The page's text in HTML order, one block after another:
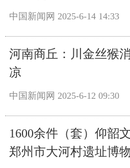
中国新闻网 2025-6-14 14:33
河南商丘：川金丝猴
凉
中国新闻网 2025-6-12 09:30
1600余件（套）仰韶
郑州市大河村遗址博